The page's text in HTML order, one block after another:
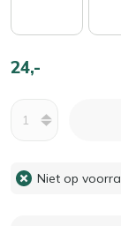
24,-
Niet op